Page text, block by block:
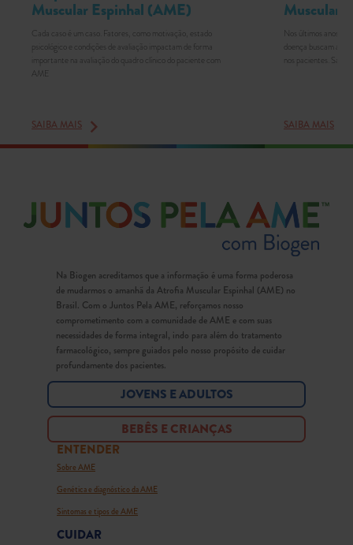
Muscular Espinhal (AME)
Cada caso é um caso. Fatores, como motivação, estado
psicológico e condições de avaliação impactam de forma
importante na avaliação do quadro clínico do paciente com
AME
SAIBA MAIS
Muscular
Nos últimos anos,
doença buscam a
nos pacientes. Saiba
SAIBA MAIS
Na Biogen acreditamos que a informação é uma forma poderosa
de mudarmos o amanhã da Atrofia Muscular Espinhal (AME) no
Brasil. Com o Juntos Pela AME, reforçamos nosso
comprometimento com a comunidade de AME e com suas
necessidades de forma integral, indo para além do tratamento
farmacológico, sempre guiados pelo nosso propósito de cuidar
profundamente dos pacientes.
JOVENS E ADULTOS
BEBÊS E CRIANÇAS
ENTENDER
Sobre AME
Genética e diagnóstico da AME
Sintomas e tipos de AME
CUIDAR